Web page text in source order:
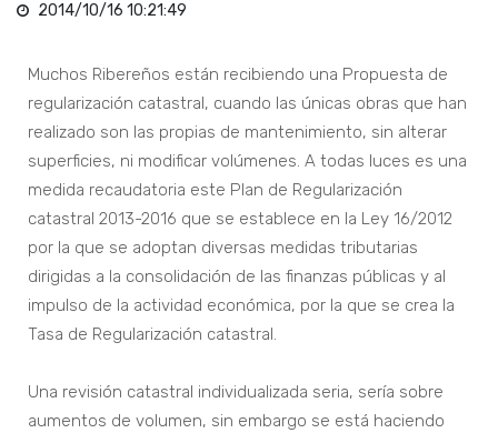
2014/10/16 10:21:49
Muchos Ribereños están recibiendo una Propuesta de
regularización catastral, cuando las únicas obras que han
realizado son las propias de mantenimiento, sin alterar
superficies, ni modificar volúmenes. A todas luces es una
medida recaudatoria este Plan de Regularización
catastral 2013-2016 que se establece en la Ley 16/2012
por la que se adoptan diversas medidas tributarias
dirigidas a la consolidación de las finanzas públicas y al
impulso de la actividad económica, por la que se crea la
Tasa de Regularización catastral.
Una revisión catastral individualizada seria, sería sobre
aumentos de volumen, sin embargo se está haciendo